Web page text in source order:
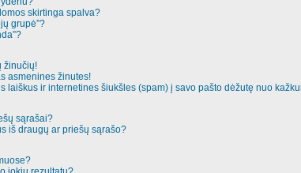
skirtinga spalva?
grupė”?
žinučių!
asmenines žinutes!
laiškus ir internetines šiukšles (spam) į savo pašto dėžutę nuo
sąrašai?
iš draugų ar priešų sąrašo?